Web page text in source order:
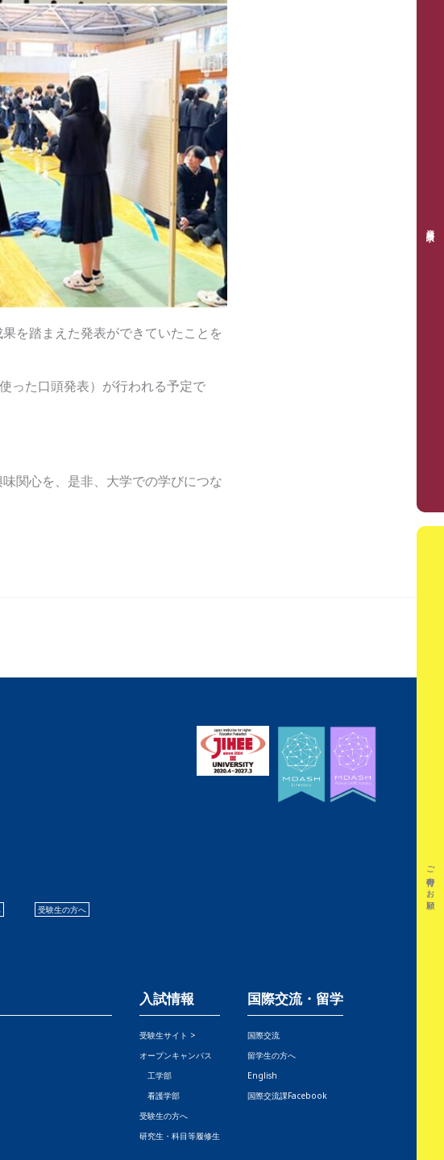
ご寄付のお願い
を踏まえた発表ができていたことを
った口頭発表）が行われる予定で
関心を、是非、大学での学びにつな
受験生の方へ
入試情報
受験生サイト >
オープンキャンパス
工学部
看護学部
受験生の方へ
研究生・科目等履修生
国際交流・留学
国際交流
留学生の方へ
English
国際交流課Facebook